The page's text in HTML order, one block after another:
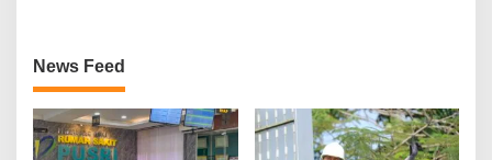
News Feed